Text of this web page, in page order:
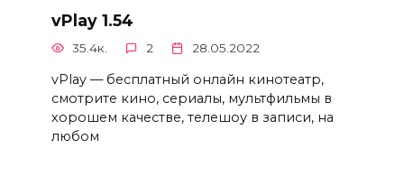
vPlay 1.54
35.4к. 2 28.05.2022
vPlay — бесплатный онлайн кинотеатр,
смотрите кино, сериалы, мультфильмы в
хорошем качестве, телешоу в записи, на
любом